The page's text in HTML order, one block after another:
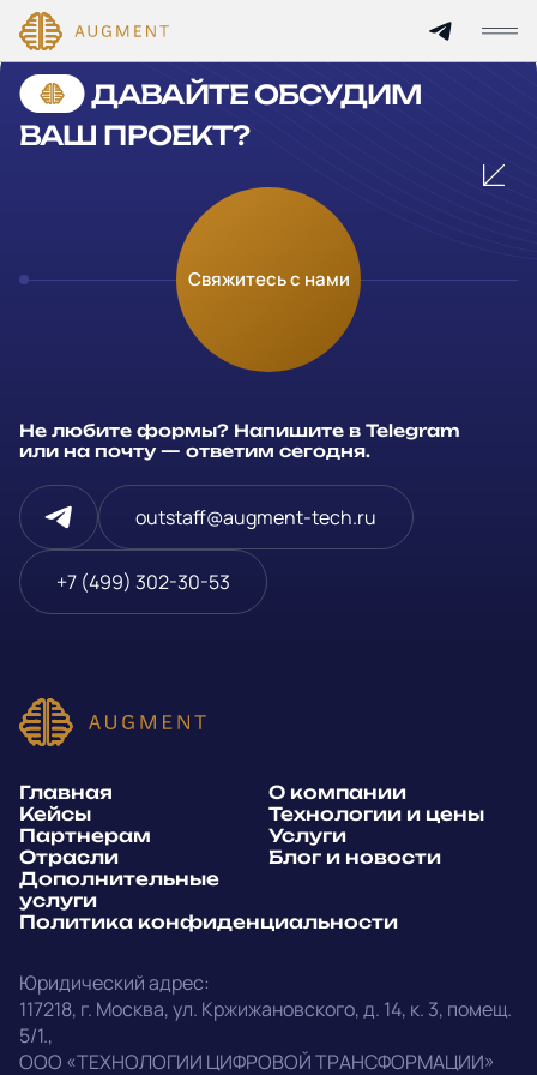
Написать в Telegram
outstaff@augment-tech.ru
Главная
Технологии и цены
Услуги
Отрасли
Блог и новости
Политика
конфиденциальности
Cannot find 'services' template with page 'detail'
ДАВАЙТЕ ОБСУДИМ
ВАШ ПРОЕКТ?
Свяжитесь с нами
Не любите формы? Напишите в Telegram
или на почту — ответим сегодня.
outstaff@augment-tech.ru
+7 (499) 302-30-53
Юридический адрес:
117218, г. Москва,ул. Кржижановского, д. 14, к. 3, помещ.
5/1.,
ООО «ТЕХНОЛОГИИ ЦИФРОВОЙ ТРАНСФОРМАЦИИ»
Главная
О компании
Кейсы
Технологии и цены
Партнерам
Услуги
Отрасли
Блог и новости
Дополнительные
услуги
Политика конфиденциальности
Оставьте заявку
Заполните и отправьте данные и мы свяжемся с вами в
течение рабочего дня
Компания
Телефон*
E-mail
Telegram
WhatsApp
E-mail
Позвонить
Напишите, какие специалисты, в каком количестве и как
срочно нужны на ваш проект
Прикрепить файл